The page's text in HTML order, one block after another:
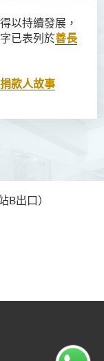
以持續發展，
已表列於善長
捐款人故事
B出口）